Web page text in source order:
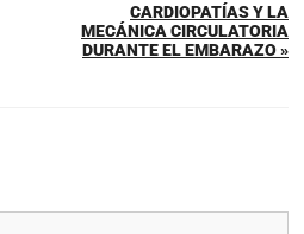
CARDIOPATÍAS Y LA
MECÁNICA CIRCULATORIA
DURANTE EL EMBARAZO »